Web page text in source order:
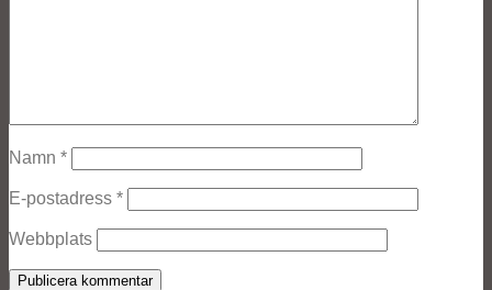
Namn *
E-postadress *
Webbplats